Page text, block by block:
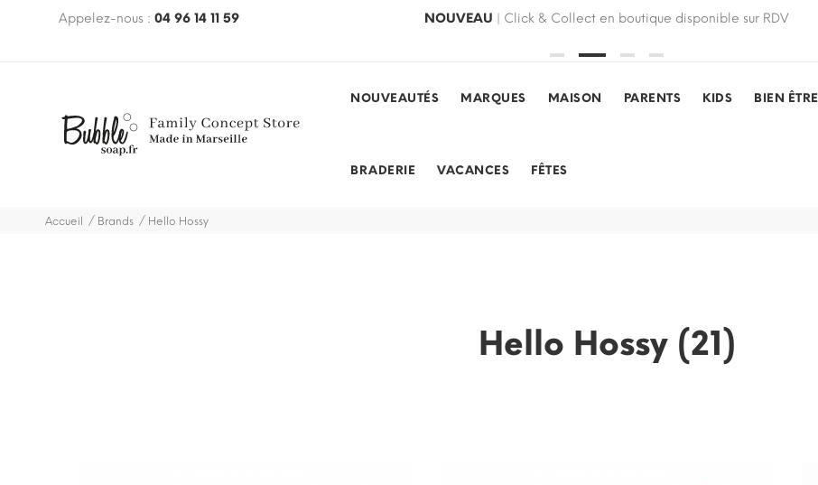
Appelez-nous : 04 96 14 11 59
avec le code BUBBLEFREE(hors mobilier, hors
NOUVEAU | Click & Collect en boutique disponible sur RDV
NOUVEAUTÉS MARQUES MAISON PARENTS KIDS BIEN ÊTRE
BRADERIE VACANCES FÊTES
Accueil Brands Hello Hossy
Hello Hossy (21)